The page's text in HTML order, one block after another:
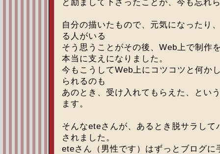
と励まして下さったことが、今も忘れ
自分の描いたもので、元気になったり
る人がいる
そう思うことがその後、Web上で制作
本当に支えになりました。
今もこうしてWeb上にコツコツと何か
られるのも
あのとき、受け入れてもらえた、とい
ます。
そんなeteさんが、あるとき脱サラして
されました。
eteさん（男性です）はずっとブログに